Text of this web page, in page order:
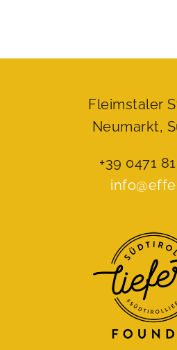
Fleimstaler
Neumarkt,
+39 0471